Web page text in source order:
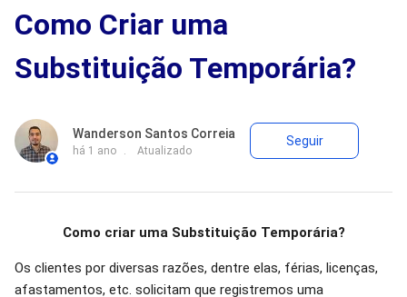
Como Criar uma
Substituição Temporária?
Wanderson Santos Correia
há 1 ano Atualizado
Seguir
Como criar uma Substituição Temporária?
Os clientes por diversas razões, dentre elas, férias, licenças,
afastamentos, etc. solicitam que registremos uma